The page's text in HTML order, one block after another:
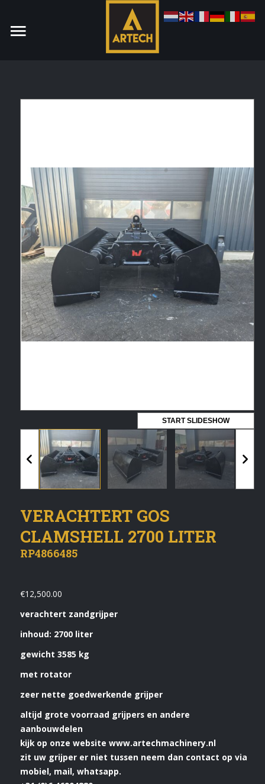
Spare parts manager
januari 2023
Vacatures
Login
Vermeldingen feed
Reacties feed
WordPress.org
Contact Opnemen
START SLIDESHOW
VERACHTERT GOS
CLAMSHELL 2700 LITER
RP4866485
€12,500.00
verachtert zandgrijper
inhoud: 2700 liter
gewicht 3585 kg
met rotator
zeer nette goedwerkende grijper
altijd grote voorraad grijpers en andere
aanbouwdelen
kijk op onze website www.artechmachinery.nl
zit uw grijper er niet tussen neem dan contact op via
mobiel, mail, whatsapp.